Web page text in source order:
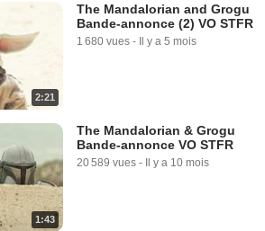
2:21
The Mandalorian and Grogu
Bande-annonce (2) VO STFR
1 680 vues - Il y a 5 mois
1:43
The Mandalorian & Grogu
Bande-annonce VO STFR
20 589 vues - Il y a 10 mois